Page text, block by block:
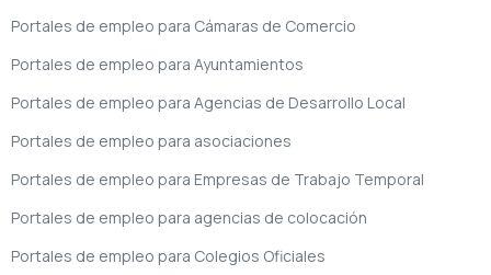
Portales de empleo para Cámaras de Comercio
Portales de empleo para Ayuntamientos
Portales de empleo para Agencias de Desarrollo Local
Portales de empleo para asociaciones
Portales de empleo para Empresas de Trabajo Temporal
Portales de empleo para agencias de colocación
Portales de empleo para Colegios Oficiales